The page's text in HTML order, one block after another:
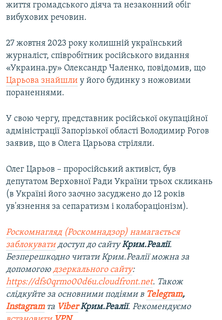
життя громадського діяча та незаконний обіг
вибухових речовин.
27 жовтня 2023 року колишній український
журналіст, співробітник російського видання
«Украина.ру» Олександр Чаленко, повідомив, що
Царьова знайшли у його будинку з ножовими
пораненнями.
У свою чергу, представник російської окупаційної
адміністрації Запорізької області Володимир Рогов
заявив, що в Олега Царьова стріляли.
Олег Царьов – проросійський активіст, був
депутатом Верховної Ради України трьох скликань
(в Україні його заочно засуджено до 12 років
ув'язнення за сепаратизм і колабораціонізм).
Роскомнагляд (Роскомнадзор) намагається
заблокуватидоступ до сайтуКрим.Реалії.
Безперешкодно читати Крим.Реалії можна за
допомогою дзеркального сайту:
https://dfs0qrmo00d6u.cloudfront.net. Також
слідкуйте за основними подіями в Telegram,
Instagramта ViberКрим.Реалії. Рекомендуємо